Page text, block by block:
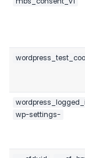
wp-settings-